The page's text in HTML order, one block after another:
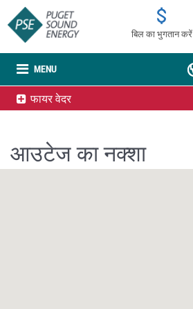
MENU
बिल का भुगतान करें
फायर वेदर
आउटेज का नक्शा